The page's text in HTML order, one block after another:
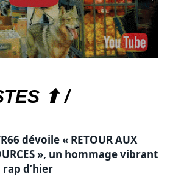
⬆ /
dévoile « RETOUR AUX
», un hommage vibrant
rap d’hier